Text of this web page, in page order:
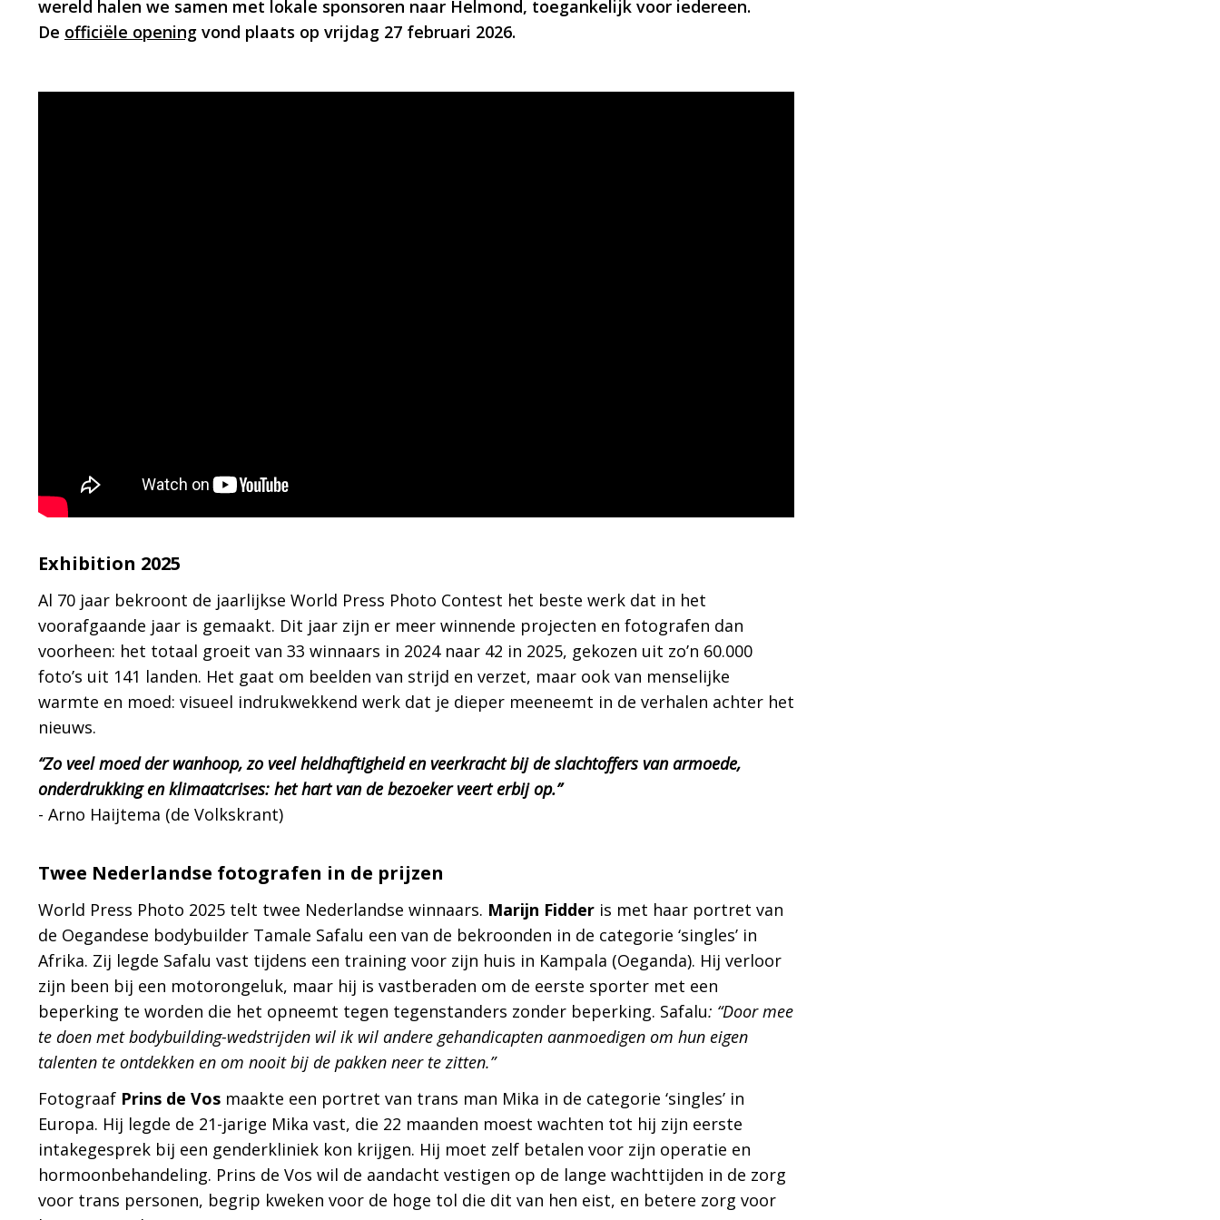
wereld halen we samen met lokale sponsoren naar Helmond, toegankelijk voor iedereen.
De officiële opening vond plaats op vrijdag 27 februari 2026.
Exhibition 2025
Al 70 jaar bekroont de jaarlijkse World Press Photo Contest het beste werk dat in het
voorafgaande jaar is gemaakt. Dit jaar zijn er meer winnende projecten en fotografen dan
voorheen: het totaal groeit van 33 winnaars in 2024 naar 42 in 2025, gekozen uit zo’n 60.000
foto’s uit 141 landen. Het gaat om beelden van strijd en verzet, maar ook van menselijke
warmte en moed: visueel indrukwekkend werk dat je dieper meeneemt in de verhalen achter het
nieuws.
“Zo veel moed der wanhoop, zo veel heldhaftigheid en veerkracht bij de slachtoffers van armoede,
onderdrukking en klimaatcrises: het hart van de bezoeker veert erbij op.”
- Arno Haijtema (de Volkskrant)
Twee Nederlandse fotografen in de prijzen
World Press Photo 2025 telt twee Nederlandse winnaars. Marijn Fidder is met haar portret van
de Oegandese bodybuilder Tamale Safalu een van de bekroonden in de categorie ‘singles’ in
Afrika. Zij legde Safalu vast tijdens een training voor zijn huis in Kampala (Oeganda). Hij verloor
zijn been bij een motorongeluk, maar hij is vastberaden om de eerste sporter met een
beperking te worden die het opneemt tegen tegenstanders zonder beperking. Safalu: “Door mee
te doen met bodybuilding-wedstrijden wil ik wil andere gehandicapten aanmoedigen om hun eigen
talenten te ontdekken en om nooit bij de pakken neer te zitten.”
Fotograaf Prins de Vos maakte een portret van trans man Mika in de categorie ‘singles’ in
Europa. Hij legde de 21-jarige Mika vast, die 22 maanden moest wachten tot hij zijn eerste
intakegesprek bij een genderkliniek kon krijgen. Hij moet zelf betalen voor zijn operatie en
hormoonbehandeling. Prins de Vos wil de aandacht vestigen op de lange wachttijden in de zorg
voor trans personen, begrip kweken voor de hoge tol die dit van hen eist, en betere zorg voor